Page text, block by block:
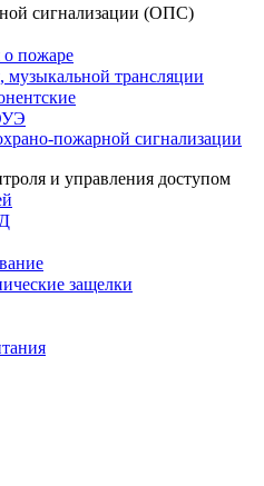
сигнализации (ОПС)
пожаре
трансляции
пожарной сигнализации
и управления доступом
защелки